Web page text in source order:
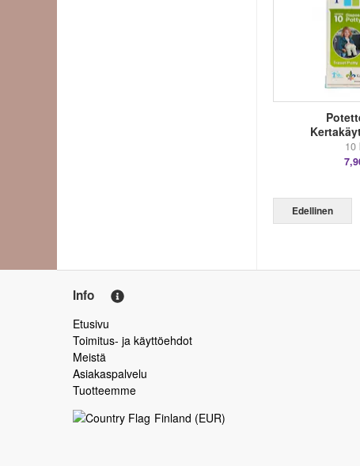
10
Edellinen
Info
Etusivu
Toimitus- ja käyttöehdot
Meistä
Asiakaspalvelu
Tuotteemme
Finland (EUR)